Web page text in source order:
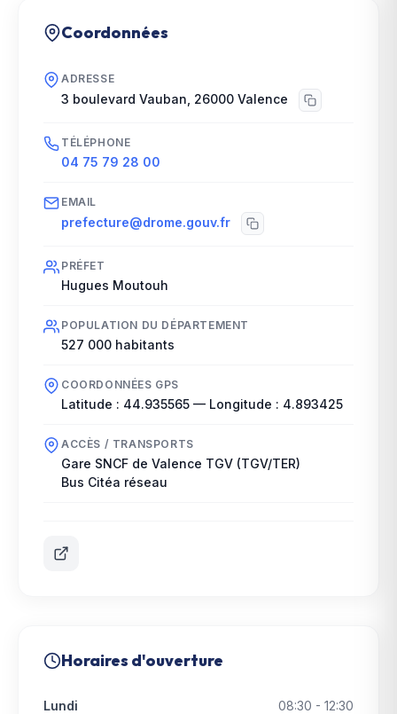
Coordonnées
ADRESSE
3 boulevard Vauban 26000 Valence
TÉLÉPHONE
04 75 79 28 00
EMAIL
prefecture@drome.gouv.fr
PRÉFET
Hugues Moutouh
POPULATION DU DÉPARTEMENT
527 000 habitants
COORDONNÉES GPS
Latitude : 44.935565 — Longitude : 4.893425
ACCÈS / TRANSPORTS
Gare SNCF de Valence TGV (TGV/TER)
Bus Citéa réseau
Horaires d'ouverture
Lundi 08:30 - 12:30